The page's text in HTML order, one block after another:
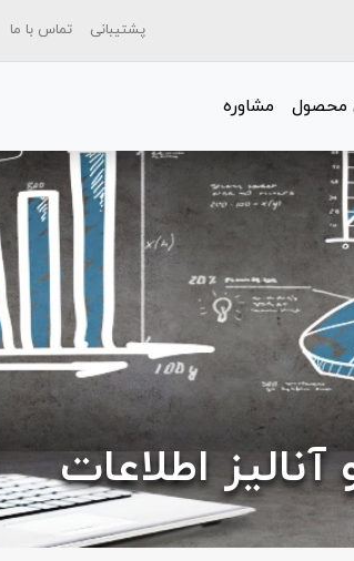
پشتیبانی تماس با ما
محصول مشاوره
اطلاعات